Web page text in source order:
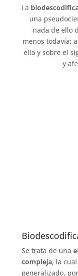
La
una
nada de ello
menos todavía;
ella y sobre el
y
Se trata de una
compleja, la
generalizado,